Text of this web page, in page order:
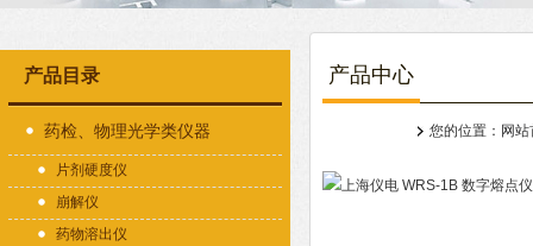
产品目录
药检、物理光学类仪器
片剂硬度仪
崩解仪
药物溶出仪
产品中心
您的位置： 网